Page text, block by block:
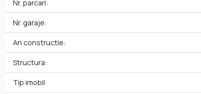
Nr. parcari:
Nr. garaje:
An constructie:
Structura:
Tip imobil: